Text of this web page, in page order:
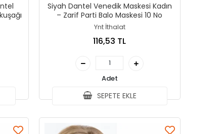
Siyah Dantel Venedik Maskesi Kadın
– Zarif Parti Balo Maskesi 10 No
Ynt İthalat
116,53 TL
Adet
SEPETE EKLE